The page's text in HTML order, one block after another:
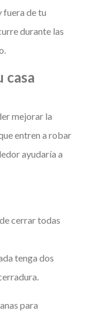
fuera de tu
durante las
casa
mejorar la
entren a robar
ayudaría a
cerrar todas
tenga dos
para